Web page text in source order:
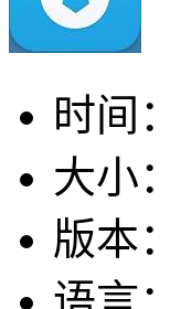
时间：
大小：
版本：